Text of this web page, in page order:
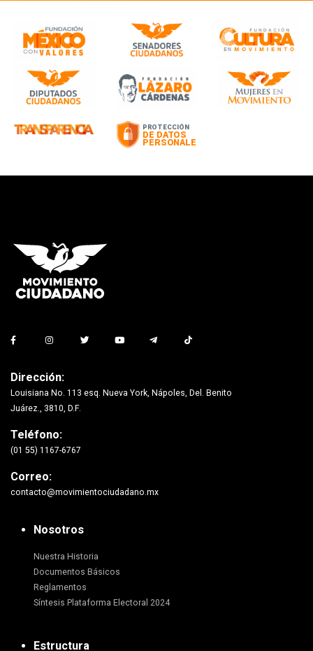
Dirección:
Louisiana No. 113 esq. Nueva York, Nápoles, Del. Benito
Juárez., 3810, D.F.
Teléfono:
(01 55) 1167-6767
Correo:
contacto@movimientociudadano.mx
Nosotros
Nuestra Historia
Documentos Básicos
Reglamentos
Síntesis Plataforma Electoral 2024
Estructura